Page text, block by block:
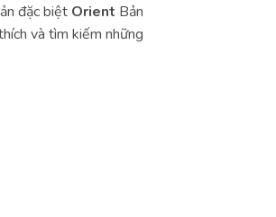
đặc biệt Orient Bản
và tìm kiếm những